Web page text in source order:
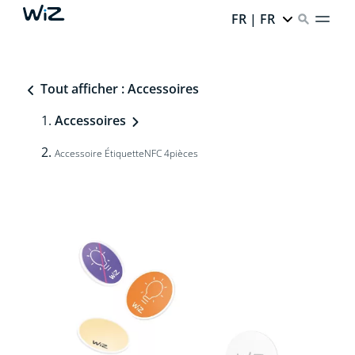
FR | FR
Tout afficher : Accessoires
Accessoires
Accessoire ÉtiquetteNFC 4pièces